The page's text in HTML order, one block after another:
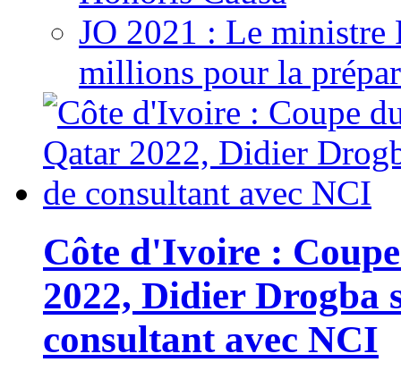
JO 2021 : Le ministre
millions pour la
Côte d'Ivoire :
2022, Didier Drogba
consultant avec NCI